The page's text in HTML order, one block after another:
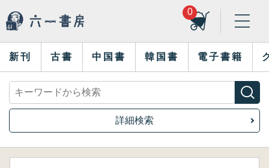
0
新刊 古書 中国書 韓国書 電子書籍
詳細検索